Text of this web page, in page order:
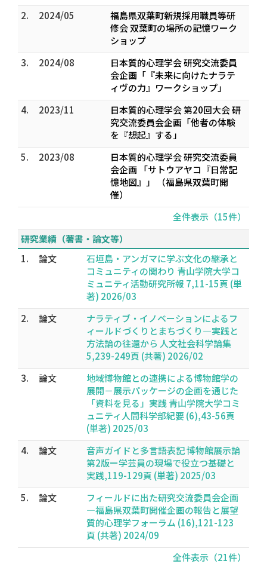
2.
2024/05
福島県双葉町新規採用職員等研
修会 双葉町の場所の記憶ワーク
ショップ
3.
2024/08
日本質的心理学会 研究交流委員
会企画「『未来に向けたナラテ
ィヴの力』ワークショップ」
4.
2023/11
日本質的心理学会 第20回大会 研
究交流委員会企画「他者の体験
を『想起』する」
5.
2023/08
日本質的心理学会 研究交流委員
会企画 「サトウアヤコ『日常記
憶地図』」 （福島県双葉町開
催）
全件表示（15件）
研究業績（著書・論文等）
1.
論文
石垣島・アンガマに学ぶ文化の継承と
コミュニティの関わり 青山学院大学コ
ミュニティ活動研究所報 7,11-15頁 (単
著) 2026/03
2.
論文
ナラティブ・イノベーションによるフ
ィールドづくりとまちづくり―実践と
方法論の往還から 人文社会科学論集
5,239-249頁 (共著) 2026/02
3.
論文
地域博物館との連携による博物館学の
展開－展示パッケージの企画を通じた
「資料を見る」実践 青山学院大学コミ
ュニティ人間科学部紀要 (6),43-56頁
(単著) 2025/03
4.
論文
音声ガイドと多言語表記 博物館展示論
第2版ー学芸員の現場で役立つ基礎と
実践,119-129頁 (単著) 2025/03
5.
論文
フィールドに出た研究交流委員会企画
―福島県双葉町開催企画の報告と展望
質的心理学フォーラム (16),121-123
頁 (共著) 2024/09
全件表示（21件）